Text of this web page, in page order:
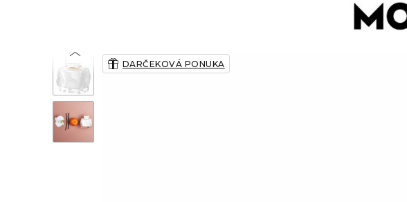
DARČEKOVÁ PONUKA